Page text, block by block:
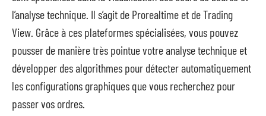
l’analyse technique. Il s’agit de Prorealtime et de Trading
View. Grâce à ces plateformes spécialisées, vous pouvez
pousser de manière très pointue votre analyse technique et
développer des algorithmes pour détecter automatiquement
les configurations graphiques que vous recherchez pour
passer vos ordres.